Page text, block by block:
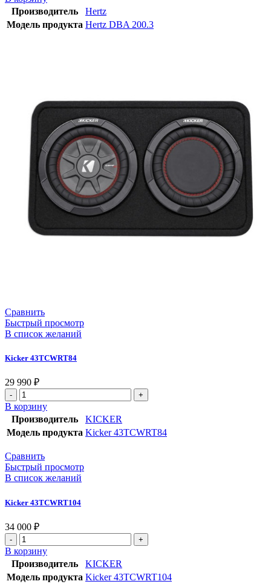
Производитель
Hertz
Модель продукта Hertz DBA 200.3
Сравнить
Быстрый просмотр
В список желаний
Kicker 43TCWRT84
29 990 ₽
В корзину
Производитель
KICKER
Модель продукта Kicker 43TCWRT84
Сравнить
Быстрый просмотр
В список желаний
Kicker 43TCWRT104
34 000 ₽
В корзину
Производитель
KICKER
Модель продукта Kicker 43TCWRT104